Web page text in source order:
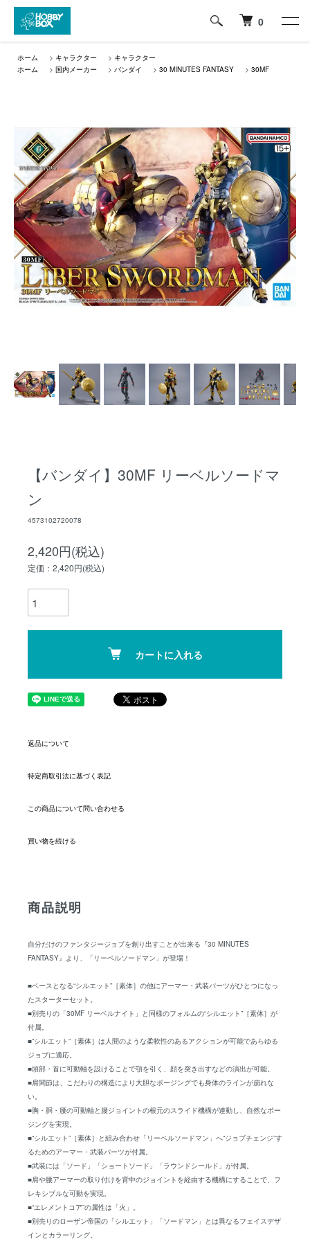
0
ホーム > キャラクター > キャラクター
ホーム
> 国内メーカー > バンダイ > 30 MINUTES FANTASY > 30MF
【バンダイ】30MF リーベルソードマ
ン
4573102720078
2,420円(税込)
定価：2,420円(税込)
カートに入れる
返品について
特定商取引法に基づく表記
この商品について問い合わせる
買い物を続ける
商品説明
自分だけのファンタジージョブを創り出すことが出来る『30 MINUTES
FANTASY』より、「リーベルソードマン」が登場！
■ベースとなる“シルエット”［素体］の他にアーマー・武装パーツがひとつになっ
たスターターセット。
■別売りの「30MF リーベルナイト」と同様のフォルムの“シルエット”［素体］が
付属。
■“シルエット”［素体］は人間のような柔軟性のあるアクションが可能であらゆる
ジョブに適応。
■頭部・首に可動軸を設けることで顎を引く、顔を突き出すなどの演出が可能。
■肩関節は、こだわりの構造により大胆なポージングでも身体のラインが崩れな
い。
■胸・胴・腰の可動軸と腰ジョイントの根元のスライド機構が連動し、自然なポー
ジングを実現。
■“シルエット”［素体］と組み合わせ「リーベルソードマン」へ“ジョブチェンジ”す
るためのアーマー・武装パーツが付属。
■武装には「ソード」「ショートソード」「ラウンドシールド」が付属。
■肩や腰アーマーの取り付けを背中のジョイントを経由する機構にすることで、フ
レキシブルな可動を実現。
■“エレメントコア”の属性は「火」。
■別売りのローザン帝国の「シルエット」「ソードマン」とは異なるフェイスデザ
インとカラーリング。